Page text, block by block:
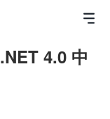
4.0 中